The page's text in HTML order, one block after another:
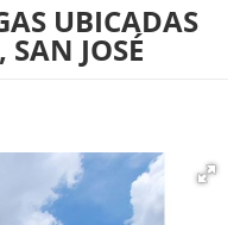
UBICADAS
JOSÉ